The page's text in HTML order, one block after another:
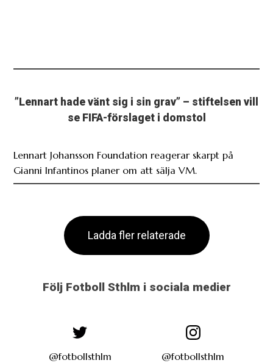
”Lennart hade vänt sig i sin grav” – stiftelsen vill
se FIFA-förslaget i domstol
Lennart Johansson Foundation reagerar skarpt på
Gianni Infantinos planer om att sälja VM.
Ladda fler relaterade
Följ Fotboll Sthlm i sociala medier
@fotbollsthlm @fotbollsthlm